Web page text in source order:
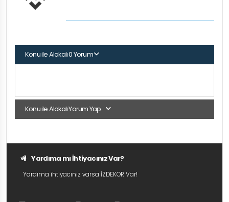
Konu ile Alakalı 0 Yorum
Konu ile Alakalı Yorum Yap
Yardıma mı İhtiyacınız Var?
Yardıma ihtiyacınız varsa İZDEKOR Var!